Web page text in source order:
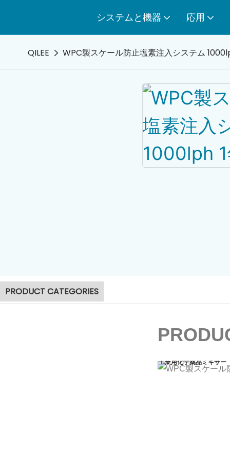
システムと機器 応用
QILEE WPC製スケール防止塩素注入システム
PRODUCT CATEGORIES
工業用化学薬品ミキサー